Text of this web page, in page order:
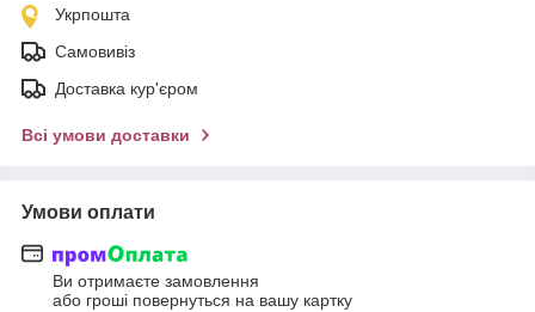
Укрпошта
Самовивіз
Доставка кур'єром
Всі умови доставки
Умови оплати
Ви отримаєте замовлення
або гроші повернуться на вашу картку